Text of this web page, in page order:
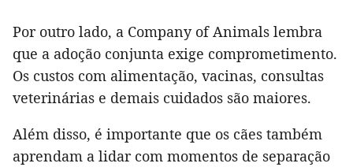
Por outro lado, a Company of Animals lembra
que a adoção conjunta exige comprometimento.
Os custos com alimentação, vacinas, consultas
veterinárias e demais cuidados são maiores.
Além disso, é importante que os cães também
aprendam a lidar com momentos de separação